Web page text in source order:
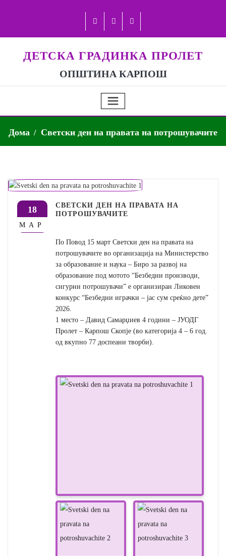
ДЕТСКА ГРАДИНКА ПРОЛЕТ
ОПШТИНА КАРПОШ
Дома Светски ден на правата на потрошувачите
18
МАР
СВЕТСКИ ДЕН НА ПРАВАТА НА
ПОТРОШУВАЧИТЕ
По Повод 15 март Светски ден на правата на
потрошувачите во организација на Министерство
за образование и наука – Биро за развој на
образование под мотото “Безбедни производи,
сигурни потрошувачи” е организиран Ликовен
конкурс “Безбедни играчки – јас сум среќно дете”
2026.
1 место – Давид Самарџиев 4 години – ЈУОДГ
Пролет – Карпош Скопје (во категорија 4 – 6 год.
од вкупно 77 доспеани творби).